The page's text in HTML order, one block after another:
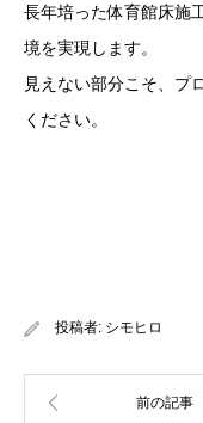
長年培った体育館床施
境を実現します。
見えない部分こそ、プ
ください。
投稿者: シモヒロ